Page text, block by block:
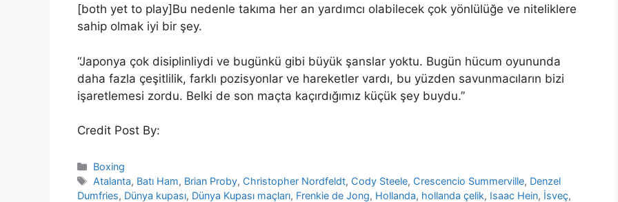
[both yet to play]Bu nedenle takıma her an yardımcı olabilecek çok yönlülüğe ve niteliklere
sahip olmak iyi bir şey.
“Japonya çok disiplinliydi ve bugünkü gibi büyük şanslar yoktu. Bugün hücum oyununda
daha fazla çeşitlilik, farklı pozisyonlar ve hareketler vardı, bu yüzden savunmacıların bizi
işaretlemesi zordu. Belki de son maçta kaçırdığımız küçük şey buydu.”
Credit Post By:
Categories
Boxing
Tags
Atalanta, Batı Ham, Brian Proby, Christopher Nordfeldt, Cody Steele, Crescencio Summerville, Denzel
Dumfries, Dünya kupası, Dünya Kupası maçları, Frenkie de Jong, Hollanda, hollanda çelik, Isaac Hein, İsveç,